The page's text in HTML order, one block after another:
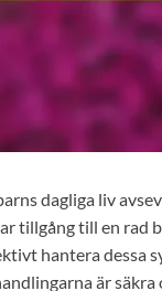
dagliga liv
tillgång till en rad
hantera dessa
är